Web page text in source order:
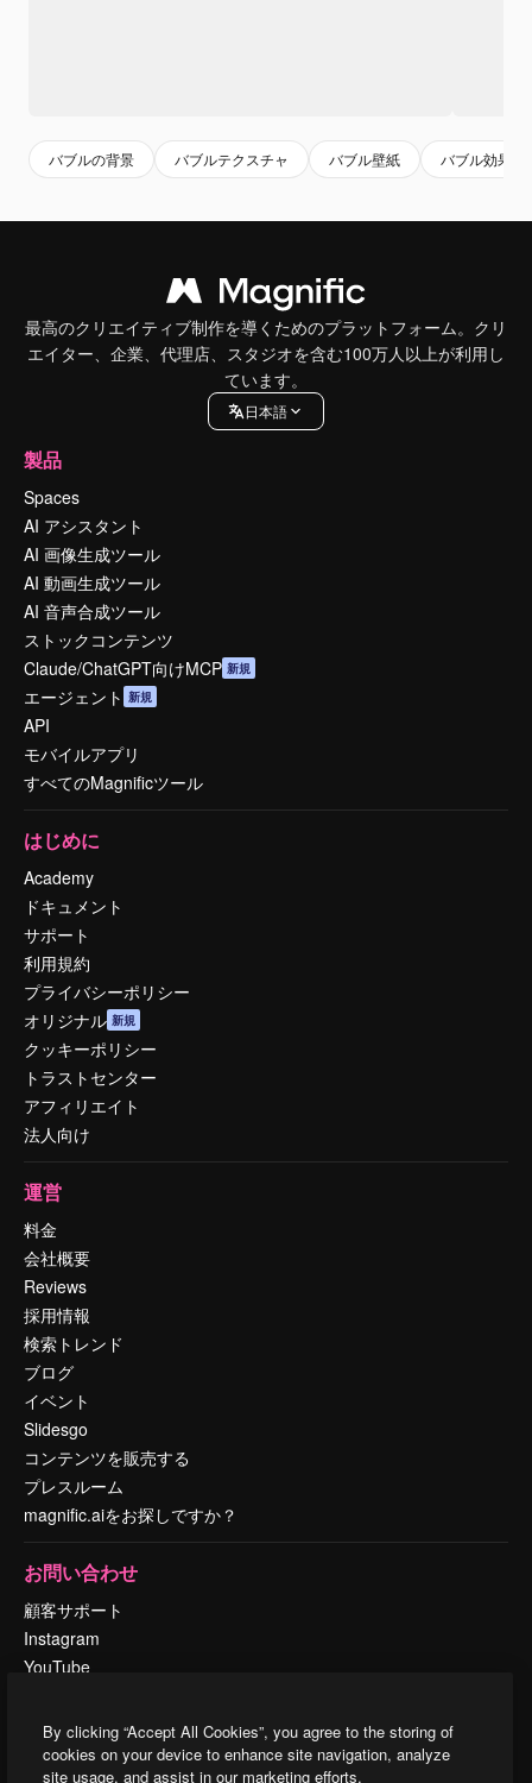
バブルの背景 バブルテクスチャ バブル壁紙 バブル効果
最高のクリエイティブ制作を導くためのプラットフォーム。クリ
エイター、企業、代理店、スタジオを含む100万人以上が利用し
ています。
日本語
製品
Spaces
AI アシスタント
AI 画像生成ツール
AI 動画生成ツール
AI 音声合成ツール
ストックコンテンツ
Claude/ChatGPT向けMCP 新規
エージェント 新規
API
モバイルアプリ
すべてのMagnificツール
はじめに
Academy
ドキュメント
サポート
利用規約
プライバシーポリシー
オリジナル 新規
クッキーポリシー
トラストセンター
アフィリエイト
法人向け
運営
料金
会社概要
Reviews
採用情報
検索トレンド
ブログ
イベント
Slidesgo
コンテンツを販売する
プレスルーム
magnific.aiをお探しですか？
お問い合わせ
顧客サポート
Instagram
YouTube
TikTok
Discord
By clicking “Accept All Cookies”, you agree to the storing of
cookies on your device to enhance site navigation, analyze
site usage, and assist in our marketing efforts.